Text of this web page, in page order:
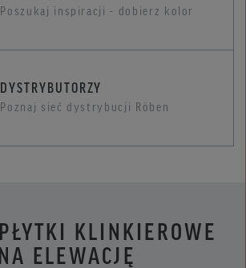
Poszukaj inspiracji - dobierz kolor
DYSTRYBUTORZY
Poznaj sieć dystrybucji Röben
KLINKIEROWE
ELEWACJĘ